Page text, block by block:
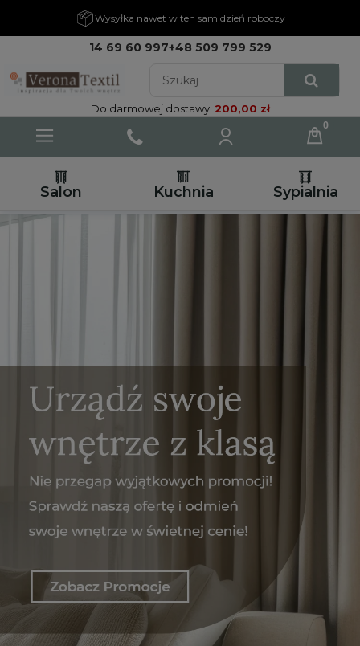
Wysyłka nawet w ten sam dzień roboczy
14 69 60 997+48 509 799 529
Do darmowej dostawy: 200,00 zł
Salon Kuchnia Sypialnia